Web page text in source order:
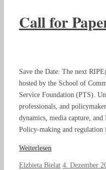
Call for
Save the Date: The next
hosted by the School of
Service Foundation (PTS).
professionals, and
dynamics, media capture,
Policy-making and regulation
Weiterlesen
Elzbieta Bielat 4. Dezember